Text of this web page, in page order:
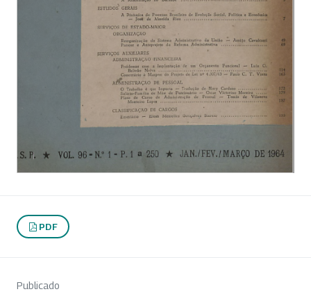
PDF
Publicado